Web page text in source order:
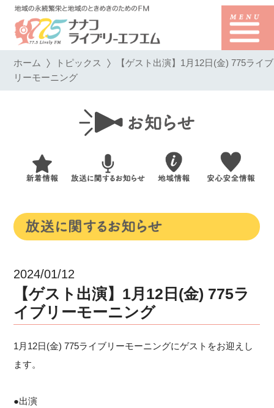
ホーム トピックス 【ゲスト出演】1月12日(金) 775ライブ
リーモーニング
2024/01/12
【ゲスト出演】1月12日(金) 775ラ
イブリーモーニング
1月12日(金) 775ライブリーモーニングにゲストをお迎えし
ます。
●出演